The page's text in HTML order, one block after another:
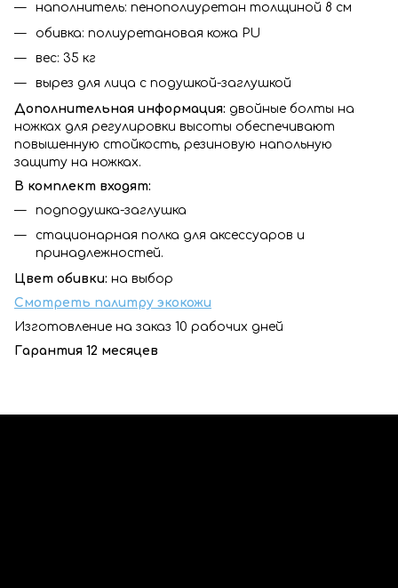
наполнитель: пенополиуретан толщиной 8 см
обивка: полиуретановая кожа PU
вес: 35 кг
вырез для лица с подушкой-заглушкой
Дополнительная информация: двойные болты на
ножках для регулировки высоты обеспечивают
повышенную стойкость, резиновую напольную
защиту на ножках.
В комплект входят:
подподушка-заглушка
стационарная полка для аксессуаров и
принадлежностей.
Цвет обивки: на выбор
Смотреть палитру экокожи
Изготовление на заказ 10 рабочих дней
Гарантия 12 месяцев